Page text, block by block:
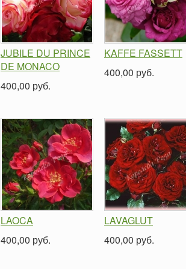
JUBILE DU PRINCE
DE MONACO
400,00 руб.
KAFFE FASSETT
400,00 руб.
LAOCA
400,00 руб.
LAVAGLUT
400,00 руб.